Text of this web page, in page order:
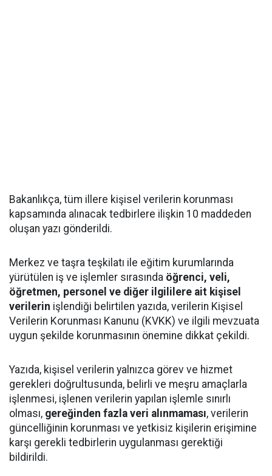
Bakanlıkça, tüm illere kişisel verilerin korunması
kapsamında alınacak tedbirlere ilişkin 10 maddeden
oluşan yazı gönderildi.
Merkez ve taşra teşkilatı ile eğitim kurumlarında
yürütülen iş ve işlemler sırasında öğrenci, veli,
öğretmen, personel ve diğer ilgililere ait kişisel
verilerin işlendiği belirtilen yazıda, verilerin Kişisel
Verilerin Korunması Kanunu (KVKK) ve ilgili mevzuata
uygun şekilde korunmasının önemine dikkat çekildi.
Yazıda, kişisel verilerin yalnızca görev ve hizmet
gerekleri doğrultusunda, belirli ve meşru amaçlarla
işlenmesi, işlenen verilerin yapılan işlemle sınırlı
olması, gereğinden fazla veri alınmaması, verilerin
güncelliğinin korunması ve yetkisiz kişilerin erişimine
karşı gerekli tedbirlerin uygulanması gerektiği
bildirildi.